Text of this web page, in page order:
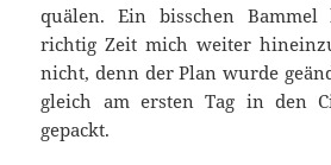
quälen. Ein bisschen Bammel
richtig Zeit mich weiter
nicht, denn der Plan wurde
gleich am ersten Tag in den
gepackt.